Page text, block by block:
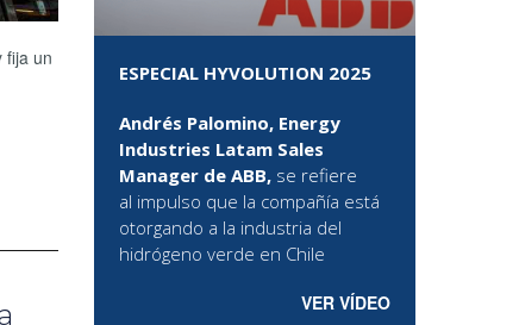
fija un
ESPECIAL HYVOLUTION 2025
Andrés Palomino, Energy
Industries Latam Sales
Manager de ABB, se refiere
al impulso que la compañía está
otorgando a la industria del
hidrógeno verde en Chile
VER VÍDEO